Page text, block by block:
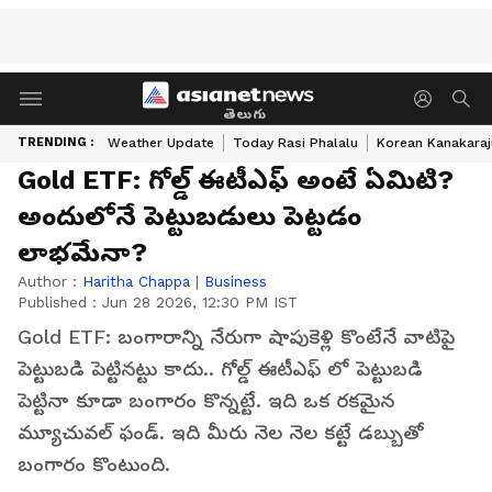
తెలుగు
TRENDING : Weather Update Today Rasi Phalalu Korean
Gold ETF: గోల్డ్ ఈటీఎఫ్ అంటే ఏమిటి?
అందులోనే పెట్టుబడులు పెట్టడం
లాభమేనా?
Author : Haritha Chappa | Business
Published : Jun 28 2026, 12:30 PM IST
Gold ETF: బంగారాన్ని నేరుగా షాపుకెళ్లి కొంటేనే వాటిపై
పెట్టుబడి పెట్టినట్టు కాదు.. గోల్డ్ ఈటీఎఫ్ లో పెట్టుబడి
పెట్టినా కూడా బంగారం కొన్నట్టే. ఇది ఒక రకమైన
మ్యూచువల్ ఫండ్. ఇది మీరు నెల నెల కట్టే డబ్బుతో
బంగారం కొంటుంది.